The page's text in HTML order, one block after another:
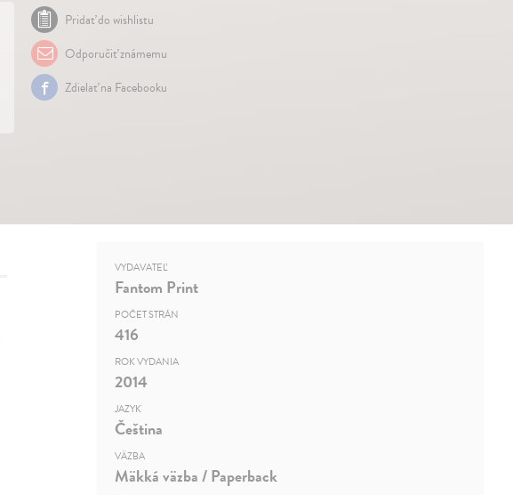
Pridať do wishlistu
Odporučiť známemu
Zdielať na Facebooku
VYDAVATEĽ
Fantom Print
POČET STRÁN
416
ROK VYDANIA
2014
JAZYK
Čeština
VÄZBA
Mäkká väzba / Paperback